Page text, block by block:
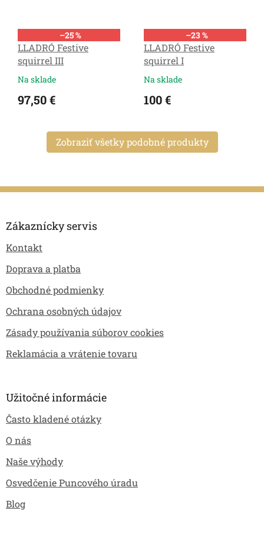
–25 %
LLADRÓ Festive
squirrel III
Na sklade
97,50 €
–23 %
LLADRÓ Festive
squirrel I
Na sklade
100 €
Zobraziť všetky podobné produkty
Zákaznícky servis
Kontakt
Doprava a platba
Obchodné podmienky
Ochrana osobných údajov
Zásady používania súborov cookies
Reklamácia a vrátenie tovaru
Užitočné informácie
Často kladené otázky
O nás
Naše výhody
Osvedčenie Puncového úradu
Blog